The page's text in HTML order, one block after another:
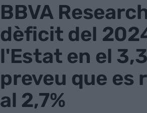
BBVA
dèficit del
l'Estat en el
preveu que es
al 2,7%